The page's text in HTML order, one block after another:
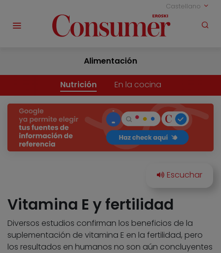
Castellano
Alimentación
Nutrición En la cocina
Vitamina E y fertilidad
Diversos estudios confirman los beneficios de la
suplementación de vitamina E en la fertilidad, pero
los resultados en humanos no son aún concluyentes